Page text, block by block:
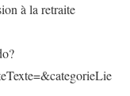
à la retraite